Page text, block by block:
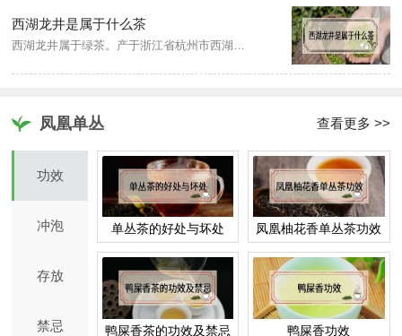
西湖龙井是属于什么茶
西湖龙井属于绿茶。产于浙江省杭州市西湖龙井村周围群山，因此得名。西湖龙井外形呈扁片状或扁平状，挺直而平滑；色泽以翠绿为主，略带嫩黄，且光润；汤色碧绿明亮；香气鲜嫩而馥郁；滋味甘醇而鲜爽。
凤凰单丛 查看更多 >>
功效
冲泡
存放
禁忌
单丛茶的好处与坏处 凤凰柚花香单丛茶功效
鸭屎香茶的功效及禁忌 鸭屎香功效